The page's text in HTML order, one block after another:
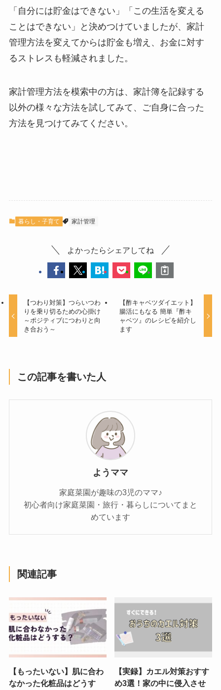
「自分には貯金はできない」「この生活を変える
ことはできない」と決めつけていましたが、家計
管理方法を変えてからは貯金も増え、お金に対す
るストレスも軽減されました。
家計管理方法を模索中の方は、家計簿を記録する
以外の様々な方法を試してみて、ご自身に合った
方法を見つけてみてください。
暮らし・子育て 家計管理
よかったらシェアしてね
【つわり対策】つらいつわ
りを乗り切るための心掛け
～ポジティブにつわりと向
き合おう～
【酢キャベツダイエット】
腸活にもなる 簡単『酢キ
ャベツ』のレシピを紹介し
ます
この記事を書いた人
ようママ
家庭菜園が趣味の3児のママ♪
初心者向け家庭菜園・旅行・暮らしについてまと
めています
関連記事
【もったいない】肌に合わ
なかった化粧品はどうす
【実録】カエル対策おすす
め3選！家の中に侵入させ